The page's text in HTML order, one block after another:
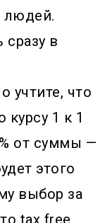
людей.
в
учтите, что
курсу 1 к 1
от суммы —
этого
выбор за
tax free